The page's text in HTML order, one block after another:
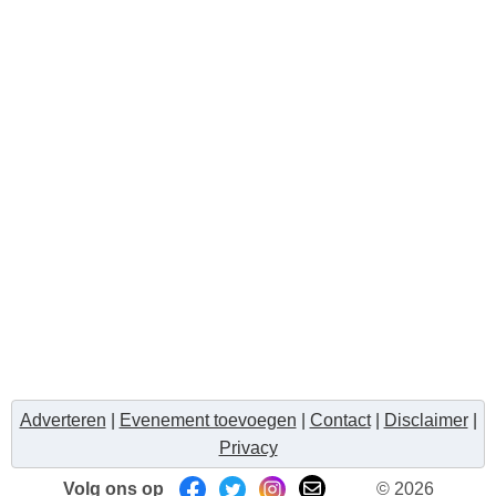
Adverteren Evenement toevoegen Contact| Disclaimer|
Privacy
Volg ons op © 2026